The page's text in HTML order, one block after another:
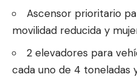
Ascensor prioritario
movilidad reducida y
2 elevadores para
cada uno de 4 toneladas